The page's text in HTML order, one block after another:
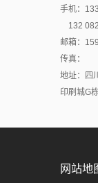
手机：
132
邮箱：
传真：
地址：四
印刷城G
网站地